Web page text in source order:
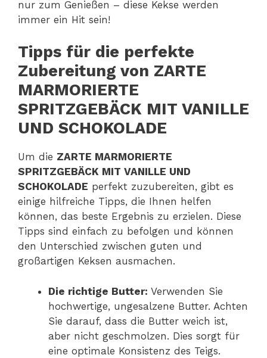
nur zum Genießen – diese Kekse werden
immer ein Hit sein!
Tipps für die perfekte
Zubereitung von ZARTE
MARMORIERTE
SPRITZGEBÄCK MIT VANILLE
UND SCHOKOLADE
Um die ZARTE MARMORIERTE
SPRITZGEBÄCK MIT VANILLE UND
SCHOKOLADE perfekt zuzubereiten, gibt es
einige hilfreiche Tipps, die Ihnen helfen
können, das beste Ergebnis zu erzielen. Diese
Tipps sind einfach zu befolgen und können
den Unterschied zwischen guten und
großartigen Keksen ausmachen.
Die richtige Butter: Verwenden Sie
hochwertige, ungesalzene Butter. Achten
Sie darauf, dass die Butter weich ist,
aber nicht geschmolzen. Dies sorgt für
eine optimale Konsistenz des Teigs.